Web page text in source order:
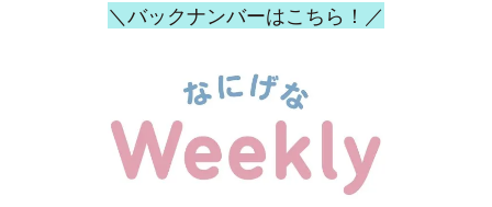
＼バックナンバーはこちら！／